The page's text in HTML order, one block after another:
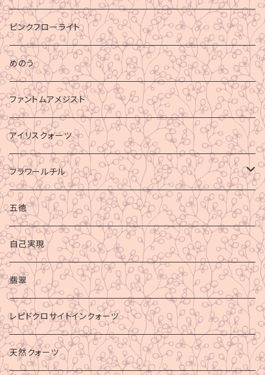
ピンクフローライト
めのう
ファントムアメジスト
アイリスクォーツ
フラワールチル
心身の癒し
グラウディング
マイナスエネルギーからの防御
ビジネス成功
財運
五徳
自己実現
翡翠
レピドクロサイトインクォーツ
天然クォーツ